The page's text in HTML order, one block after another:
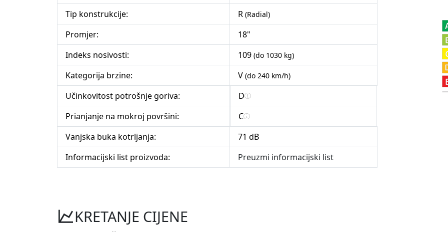
Tip konstrukcije: R (Radial)
Promjer:
18"
Indeks nosivosti:
109 (do 1030 kg)
Kategorija brzine: V (do 240 km/h)
Učinkovitost potrošnje goriva:
D
Prianjanje na mokroj površini:
C
Vanjska buka kotrljanja:
71 dB
Informacijski list proizvoda:
Preuzmi informacijski list
KRETANJE CIJENE